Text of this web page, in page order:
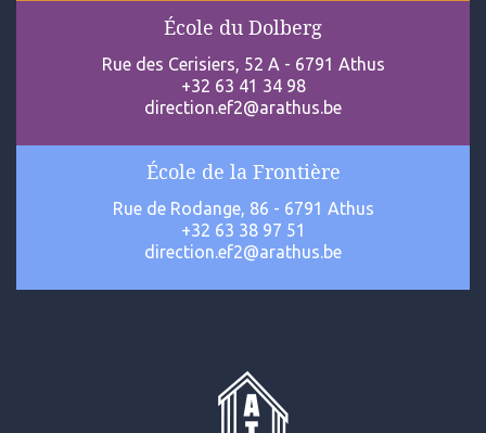
École du Dolberg
Rue des Cerisiers, 52 A - 6791 Athus
+32 63 41 34 98
direction.ef2@arathus.be
École de la Frontière
Rue de Rodange, 86 - 6791 Athus
+32 63 38 97 51
direction.ef2@arathus.be